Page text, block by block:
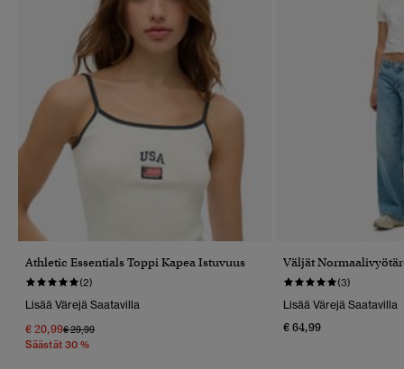
Athletic Essentials Toppi Kapea Istuvuus
(2)
Lisää Värejä Saatavilla
€ 20,99Hinta Alennettu Hinnasta
€ 29,99Hintaan
Säästät 30 %
Väljät
(3)
Lisää Värejä Saatavilla
€ 64,99